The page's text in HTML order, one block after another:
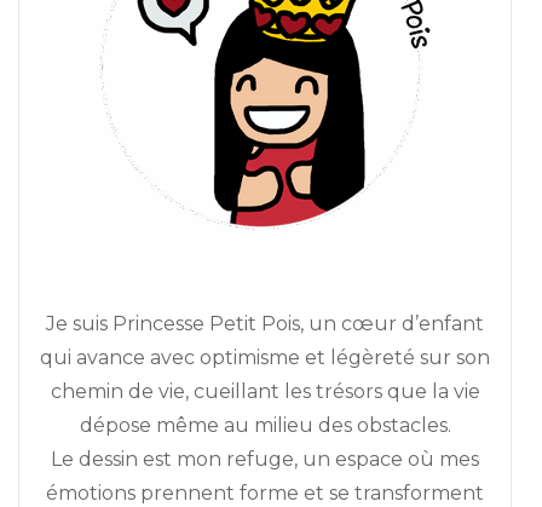
Je suis Princesse Petit Pois, un cœur d’enfant
qui avance avec optimisme et légèreté sur son
chemin de vie, cueillant les trésors que la vie
dépose même au milieu des obstacles.
Le dessin est mon refuge, un espace où mes
émotions prennent forme et se transforment